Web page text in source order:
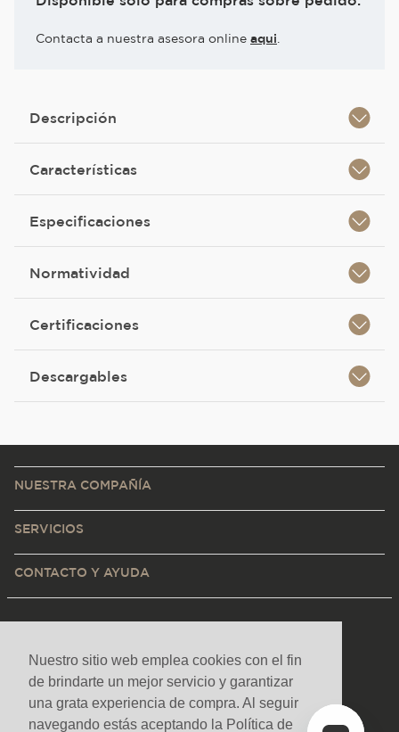
Nuestro sitio web emplea cookies con el fin
de brindarte un mejor servicio y garantizar
una grata experiencia de compra. Al seguir
navegando estás aceptando la Política de
Contacta a nuestra asesora online aqui
Descripción
Características
Especificaciones
Normatividad
Certificaciones
Descargables
NUESTRA COMPAÑÍA
SERVICIOS
CONTACTO Y AYUDA